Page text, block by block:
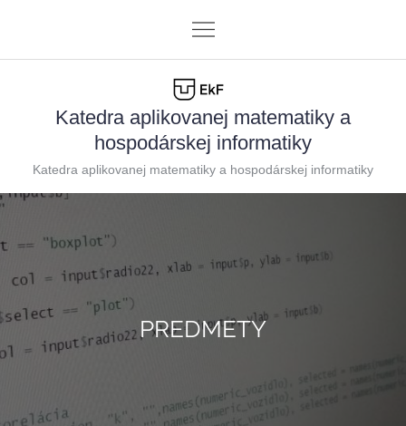
content
Katedra aplikovanej matematiky a
hospodárskej informatiky
Katedra aplikovanej matematiky a hospodárskej informatiky
PREDMETY